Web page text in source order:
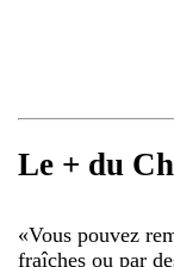
Le + du
«Vous pouvez
fraîches ou par